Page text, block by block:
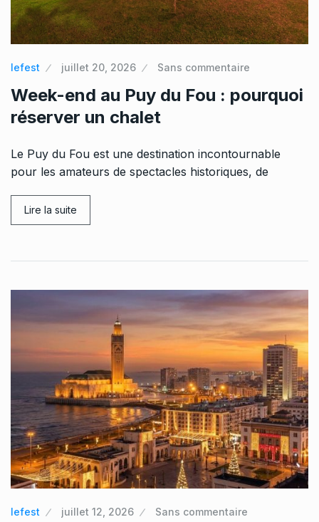
lefest juillet 20, 2026 Sans commentaire
Week-end au Puy du Fou : pourquoi
réserver un chalet
Le Puy du Fou est une destination incontournable
pour les amateurs de spectacles historiques, de
Lire la suite
lefest juillet 12, 2026 Sans commentaire